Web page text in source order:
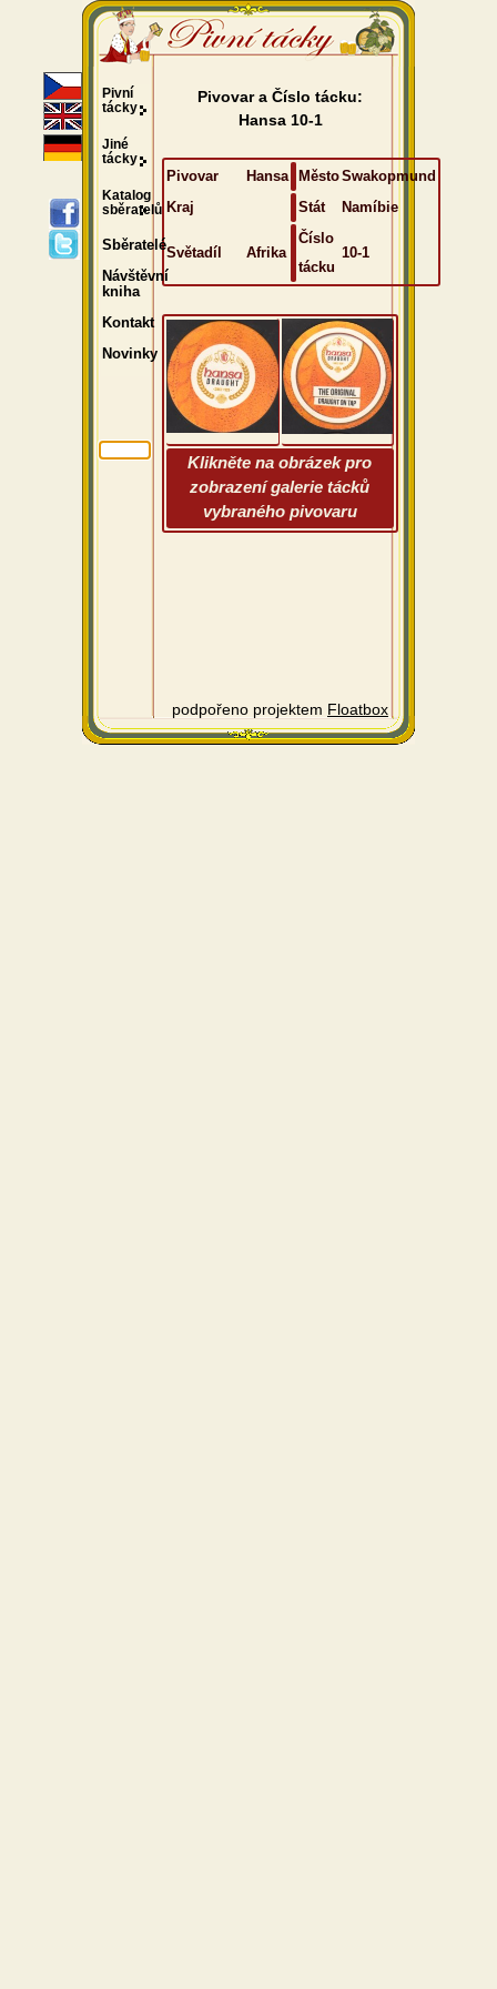
Pivovar a Číslo tácku:
Hansa 10-1
Pivovar Hansa MěstoSwakopmund
Kraj
Stát Namíbie
Světadíl Afrika
Číslo
tácku
10-1
Klikněte na obrázek pro
zobrazení galerie tácků
vybraného pivovaru
podpořeno projektem Floatbox
Pivní
tácky
Jiné
tácky
Katalog
sběratelů
Sběratelé
Návštěvní
kniha
Kontakt
Novinky